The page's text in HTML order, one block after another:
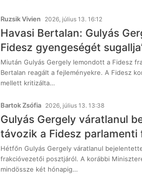
Ruzsik Vivien 2026, július 13. 16:12
Havasi Bertalan: Gulyás
Fidesz gyengeségét
Miután Gulyás Gergely lemondott a Fidesz
Bertalan reagált a fejleményekre. A Fidesz
mellett kritizálta…
Bartok Zsófia 2026, július 13. 13:38
Gulyás Gergely váratlanul
távozik a Fidesz parlamenti
Hétfőn Gulyás Gergely váratlanul
frakcióvezetői posztjáról. A korábbi
mindössze két hónapig…